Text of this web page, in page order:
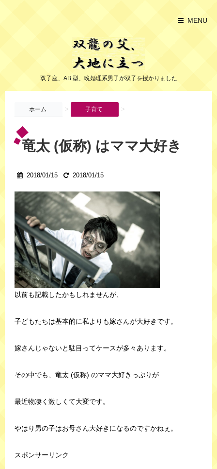
MENU
双子座、AB 型、晩婚理系男子が双子を授かりました
ホーム > 子育て >
竜太 (仮称) はママ大好き
2018/01/15 2018/01/15
以前も記載したかもしれませんが、
子どもたちは基本的に私よりも嫁さんが大好きです。
嫁さんじゃないと駄目ってケースが多々あります。
その中でも、竜太 (仮称) のママ大好きっぷりが
最近物凄く激しくて大変です。
やはり男の子はお母さん大好きになるのですかねぇ。
スポンサーリンク